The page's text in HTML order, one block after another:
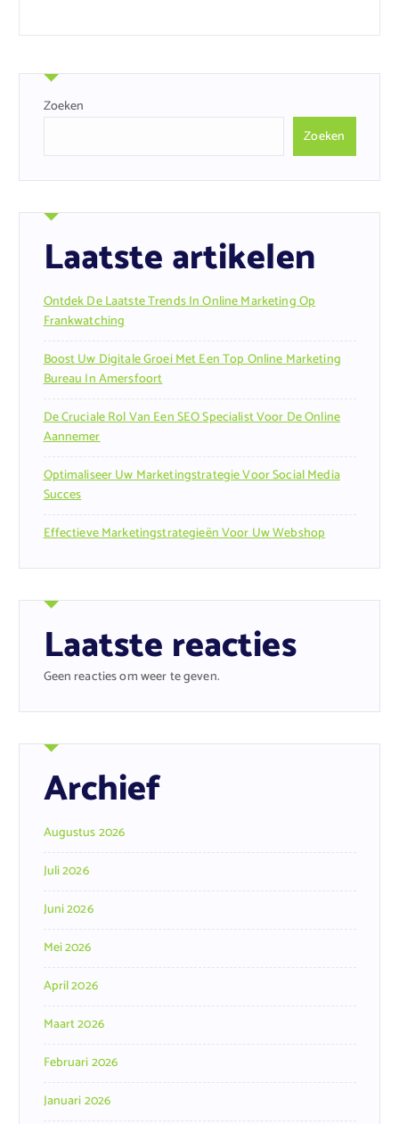
Zoeken
Zoeken
Laatste artikelen
Ontdek De Laatste Trends In Online Marketing Op
Frankwatching
Boost Uw Digitale Groei Met Een Top Online Marketing
Bureau In Amersfoort
De Cruciale Rol Van Een SEO Specialist Voor De Online
Aannemer
Optimaliseer Uw Marketingstrategie Voor Social Media
Succes
Effectieve Marketingstrategieën Voor Uw Webshop
Laatste reacties
Geen reacties om weer te geven.
Archief
Augustus 2026
Juli 2026
Juni 2026
Mei 2026
April 2026
Maart 2026
Februari 2026
Januari 2026